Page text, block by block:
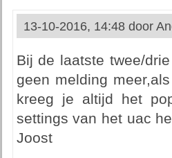
13-10-2016, 14:48 door
Bij de laatste twee/
geen melding
kreeg je altijd het
settings van het uac
Joost